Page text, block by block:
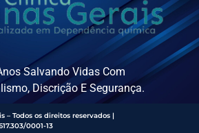
Salvando Vidas Com
Discrição E Segurança.
– Todos os direitos reservados |
0001-13